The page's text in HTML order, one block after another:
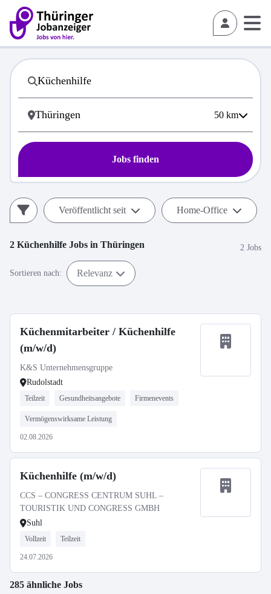
50 km
Jobs finden
Veröffentlicht seit Home-Office
2 Küchenhilfe Jobs in Thüringen 2 Jobs
Sortieren nach: Relevanz
Küchenmitarbeiter / Küchenhilfe
(m/w/d)
K&S Unternehmensgruppe
Rudolstadt
Teilzeit Gesundheitsangebote Firmenevents
Vermögenswirksame Leistung
02.08.2026
Küchenhilfe (m/w/d)
CCS – CONGRESS CENTRUM SUHL –
TOURISTIK UND CONGRESS GMBH
Suhl
Vollzeit Teilzeit
24.07.2026
285 ähnliche Jobs